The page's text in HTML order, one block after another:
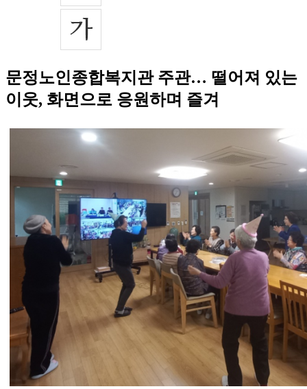
문정노인종합복지관 주관… 떨어져 있는
이웃, 화면으로 응원하며 즐겨